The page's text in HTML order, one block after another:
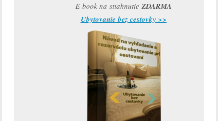
E-book na stiahnutie ZDARMA
Ubytovanie bez cestovky >>